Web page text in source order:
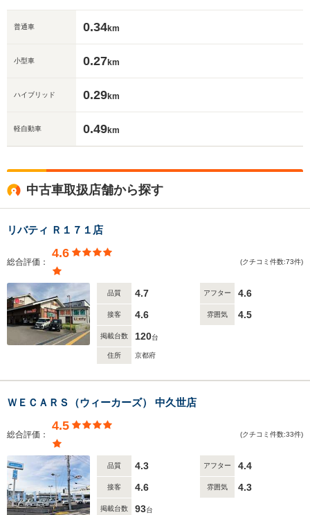
普通車 0.34km
小型車 0.27km
ハイブリッド 0.29km
軽自動車 0.49km
中古車取扱店舗から探す
リバティ Ｒ１７１店
総合評価：
4.6
(クチコミ件数:73件)
品質 4.7 アフター 4.6
接客 4.6 雰囲気 4.5
掲載台数 120台
住所 京都府
ＷＥＣＡＲＳ（ウィーカーズ） 中久世店
総合評価：
4.5
(クチコミ件数:33件)
品質 4.3 アフター 4.4
接客 4.6 雰囲気 4.3
掲載台数 93台